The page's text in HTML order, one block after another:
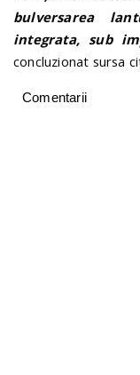
bulversarea
integrata, sub
concluzionat sursa
Comentarii